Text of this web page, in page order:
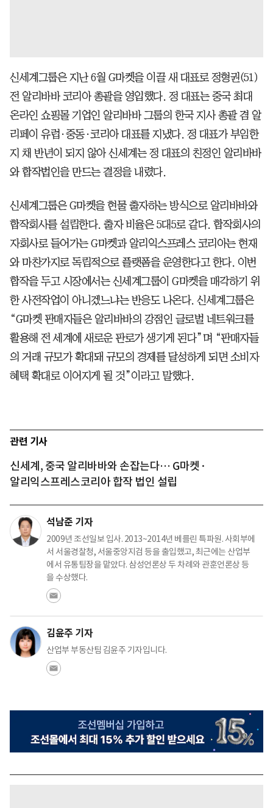
신세계그룹은 지난 6월 G마켓을 이끌 새 대표로 정형권(51)
전 알리바바 코리아 총괄을 영입했다. 정 대표는 중국 최대
온라인 쇼핑몰 기업인 알리바바 그룹의 한국 지사 총괄 겸 알
리페이 유럽·중동·코리아 대표를 지냈다. 정 대표가 부임한
지 채 반년이 되지 않아 신세계는 정 대표의 친정인 알리바바
와 합작법인을 만드는 결정을 내렸다.
신세계그룹은 G마켓을 현물 출자하는 방식으로 알리바바와
합작회사를 설립한다. 출자 비율은 5대5로 같다. 합작회사의
자회사로 들어가는 G마켓과 알리익스프레스 코리아는 현재
와 마찬가지로 독립적으로 플랫폼을 운영한다고 한다. 이번
합작을 두고 시장에서는 신세계그룹이 G마켓을 매각하기 위
한 사전작업이 아니겠느냐는 반응도 나온다. 신세계그룹은
“G마켓 판매자들은 알리바바의 강점인 글로벌 네트워크를
활용해 전 세계에 새로운 판로가 생기게 된다”며 “판매자들
의 거래 규모가 확대돼 규모의 경제를 달성하게 되면 소비자
혜택 확대로 이어지게 될 것”이라고 말했다.
관련 기사
신세계, 중국 알리바바와 손잡는다… G마켓·
알리익스프레스코리아 합작 법인 설립
석남준 기자
2009년 조선일보 입사. 2013~2014년 베를린 특파원. 사회부에
서 서울경찰청, 서울중앙지검 등을 출입했고, 최근에는 산업부
에서 유통팀장을 맡았다. 삼성언론상 두 차례와 관훈언론상 등
을 수상했다.
김윤주 기자
산업부 부동산팀 김윤주 기자입니다.